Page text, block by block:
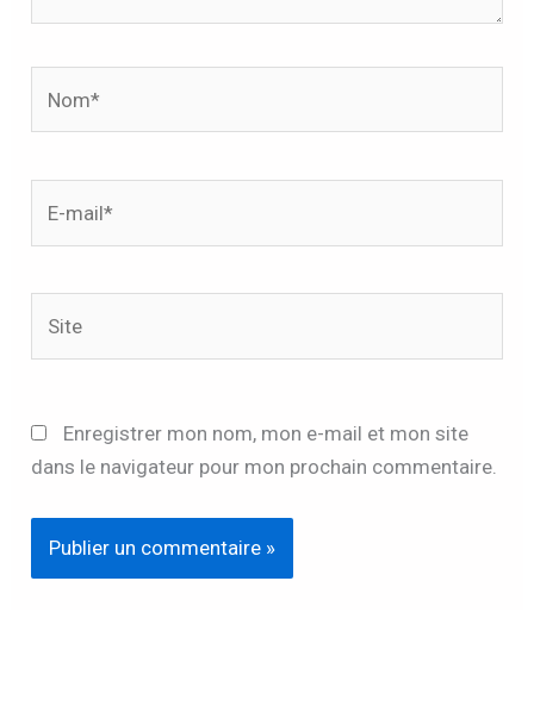
Enregistrer mon nom, mon e-mail et mon site
dans le navigateur pour mon prochain commentaire.